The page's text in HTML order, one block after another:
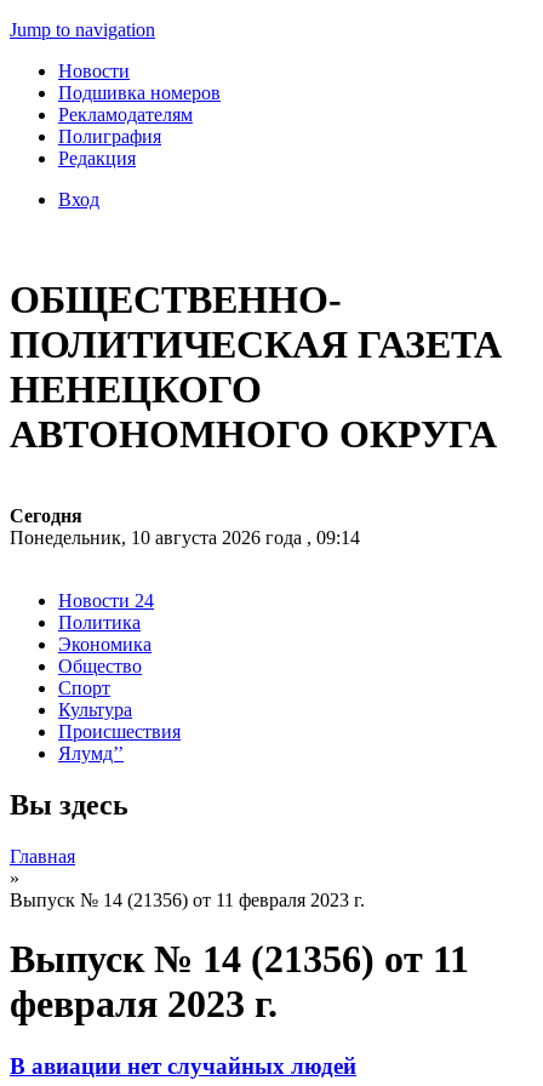
Jump to navigation
Новости
Подшивка номеров
Рекламодателям
Полиграфия
Редакция
Вход
ОБЩЕСТВЕННО-
ПОЛИТИЧЕСКАЯ ГАЗЕТА
НЕНЕЦКОГО
АВТОНОМНОГО ОКРУГА
Сегодня
Понедельник, 10 августа 2026 года , 09:14
Новости 24
Политика
Экономика
Общество
Спорт
Культура
Происшествия
Ялумд’’
Вы здесь
Главная
»
Выпуск № 14 (21356) от 11 февраля 2023 г.
Выпуск № 14 (21356) от 11
февраля 2023 г.
В авиации нет случайных людей